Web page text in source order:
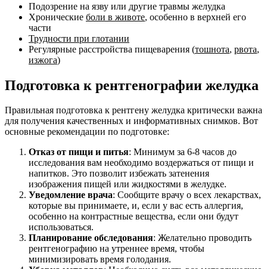
Подозрение на язву или другие травмы желудка
Хронические боли в животе, особенно в верхней его
части
Трудности при глотании
Регулярные расстройства пищеварения (тошнота, рвота,
изжога)
Подготовка к рентгенографии желудка
Правильная подготовка к рентгену желудка критически важна
для получения качественных и информативных снимков. Вот
основные рекомендации по подготовке:
Отказ от пищи и питья: Минимум за 6-8 часов до
исследования вам необходимо воздержаться от пищи и
напитков. Это позволит избежать затенения
изображения пищей или жидкостями в желудке.
Уведомление врача: Сообщите врачу о всех лекарствах,
которые вы принимаете, и, если у вас есть аллергия,
особенно на контрастные вещества, если они будут
использоваться.
Планирование обследования: Желательно проводить
рентгенографию на утреннее время, чтобы
минимизировать время голодания.